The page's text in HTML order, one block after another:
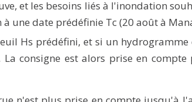
et les besoins liés à l'inondation
une date prédéfinie Tc (20 août à
Hs prédéfini, et si un
consigne est alors prise en